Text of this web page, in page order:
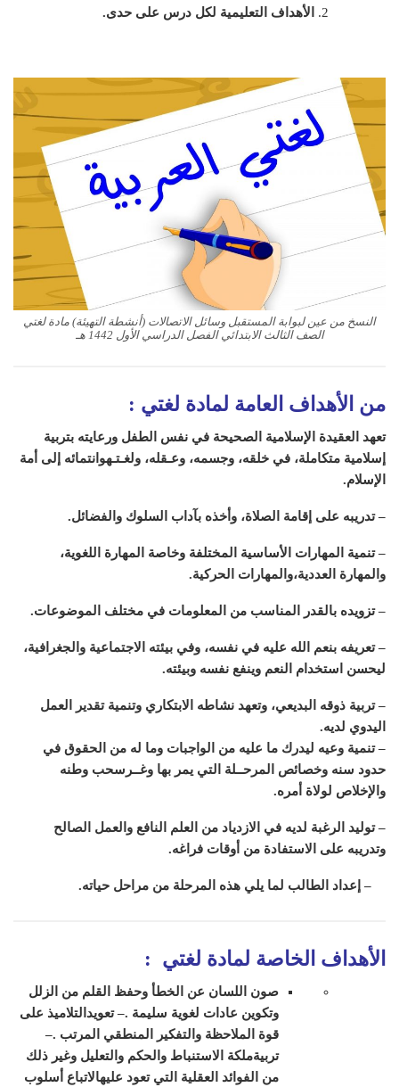
الأهداف التعليمية لكل درس على حدى.
النسخ من عين لبوابة المستقبل وسائل الاتصالات (أنشطة التهيئة) مادة لغتي
الصف الثالث الابتدائي الفصل الدراسي الأول 1442 هـ
من الأهداف العامة لمادة لغتي :
تعهد العقيدة الإسلامية الصحيحة في نفس الطفل ورعايته بتربية
إسلامية متكاملة، في خلقه، وجسمه، وعـقله، ولغـتـهوانتمائه إلى أمة
الإسلام.
– تدريبه على إقامة الصلاة، وأخذه بآداب السلوك والفضائل.
– تنمية المهارات الأساسية المختلفة وخاصة المهارة اللغوية،
والمهارة العددية،والمهارات الحركية.
– تزويده بالقدر المناسب من المعلومات في مختلف الموضوعات.
– تعريفه بنعم الله عليه في نفسه، وفي بيئته الاجتماعية والجغرافية،
ليحسن استخدام النعم وينفع نفسه وبيئته.
– تربية ذوقه البديعي، وتعهد نشاطه الابتكاري وتنمية تقدير العمل
اليدوي لديه.
– تنمية وعيه ليدرك ما عليه من الواجبات وما له من الحقوق في
حدود سنه وخصائص المرحــلة التي يمر بها وغــرسحب وطنه
والإخلاص لولاة أمره.
– توليد الرغبة لديه في الازدياد من العلم النافع والعمل الصالح
وتدريبه على الاستفادة من أوقات فراغه.
– إعداد الطالب لما يلي هذه المرحلة من مراحل حياته.
الأهداف الخاصة لمادة لغتي :
صون اللسان عن الخطأ وحفظ القلم من الزلل
وتكوين عادات لغوية سليمة .– تعويدالتلاميذ على
قوة الملاحظة والتفكير المنطقي المرتب .
–
تربيةملكة الاستنباط والحكم والتعليل وغير ذلك
من الفوائد العقلية التي تعود عليهالاتباع أسلوب